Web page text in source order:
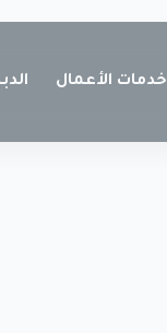
خدمات الأعمال